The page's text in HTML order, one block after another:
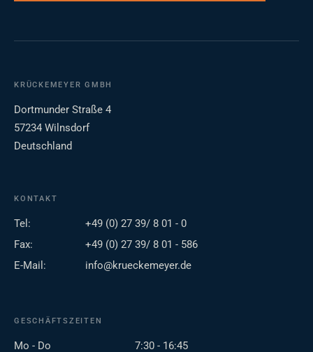
KRÜCKEMEYER GMBH
Dortmunder Straße 4
57234 Wilnsdorf
Deutschland
KONTAKT
Tel:
+49 (0) 27 39/ 8 01 - 0
Fax:
+49 (0) 27 39/ 8 01 - 586
E-Mail:
info@krueckemeyer.de
GESCHÄFTSZEITEN
Mo - Do
7:30 - 16:45